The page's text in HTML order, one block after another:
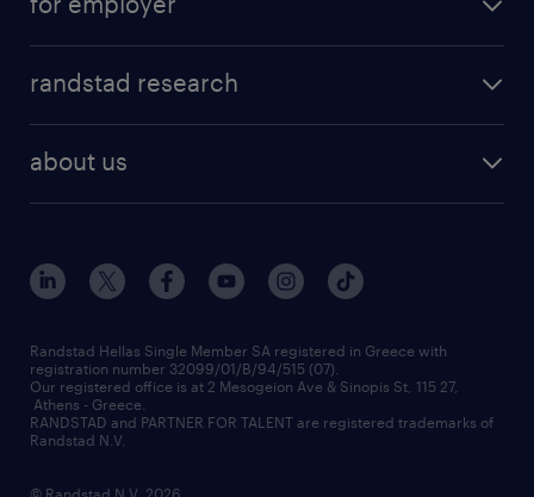
professions
assessment centers
redeployment
workforce insights
contact us
randstad research
about us
our offices
press releases
financial data
contact us
Randstad Hellas Single Member SA registered in Greece with
registration number 32099/01/B/94/515 (07).
Our registered office is at 2 Mesogeion Ave & Sinopis St, 115 27,
Athens - Greece.
RANDSTAD and PARTNER FOR TALENT are registered trademarks of
Randstad N.V.
© Randstad N.V. 2026